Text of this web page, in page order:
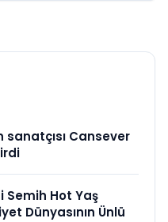
Cansever
Semih Hot Yaş
Dünyasının Ünlü